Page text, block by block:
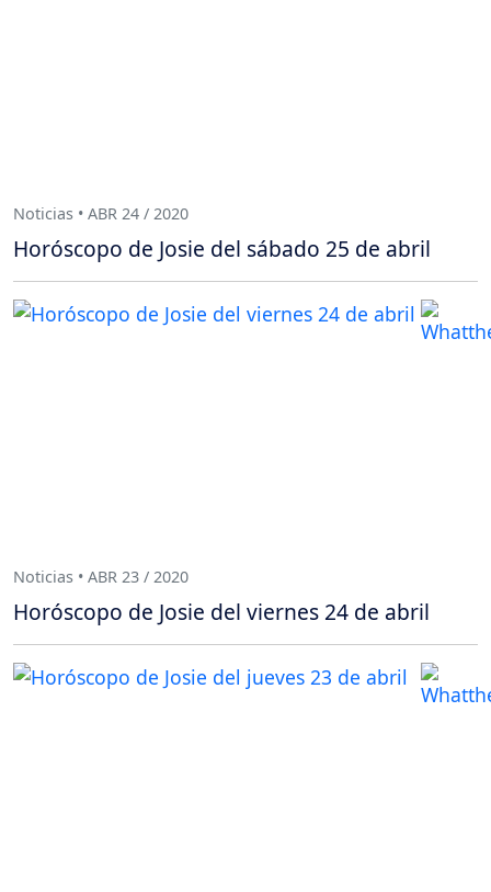
Noticias • ABR 24 / 2020
Horóscopo de Josie del sábado 25 de abril
Noticias • ABR 23 / 2020
Horóscopo de Josie del viernes 24 de abril